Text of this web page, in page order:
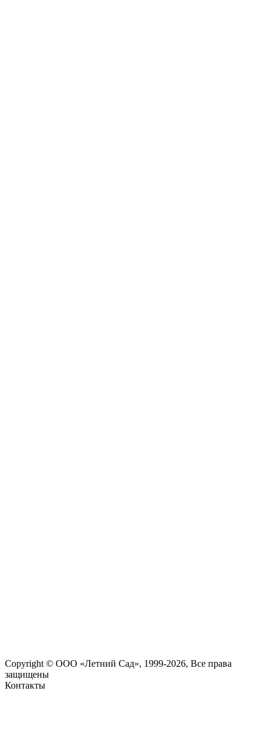
Copyright © ООО «Летний Сад», 1999-2026, Все права
защищены
Контакты